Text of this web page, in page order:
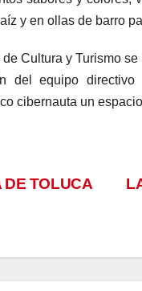
y en ollas de barro
Cultura y Turismo
del equipo
cibernauta un
DE TOLUCA